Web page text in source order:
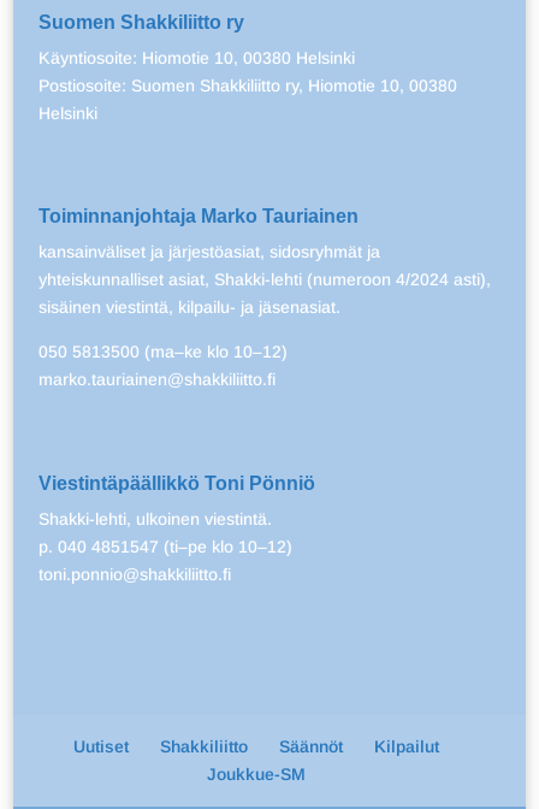
Suomen Shakkiliitto ry
Käyntiosoite: Hiomotie 10, 00380 Helsinki
Postiosoite: Suomen Shakkiliitto ry, Hiomotie 10, 00380
Helsinki
Toiminnanjohtaja Marko Tauriainen
kansainväliset ja järjestöasiat, sidosryhmät ja
yhteiskunnalliset asiat, Shakki-lehti (numeroon 4/2024 asti),
sisäinen viestintä, kilpailu- ja jäsenasiat.
050 5813500 (ma–ke klo 10–12)
marko.tauriainen@shakkiliitto.fi
Viestintäpäällikkö Toni Pönniö
Shakki-lehti, ulkoinen viestintä.
p. 040 4851547 (ti–pe klo 10–12)
toni.ponnio@shakkiliitto.fi
Uutiset Shakkiliitto Säännöt
Kilpailut
Joukkue-SM